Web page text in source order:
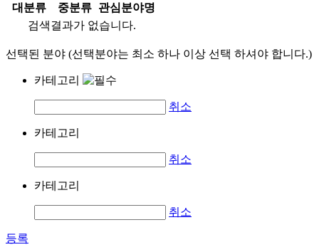
대분류
중분류
관심분야명
검색결과가 없습니다.
선택된 분야 (선택분야는 최소 하나 이상 선택 하셔야 합니다.)
카테고리
취소
카테고리
취소
카테고리
취소
등록